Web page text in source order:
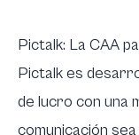
Pictalk: La CAA
Pictalk es
de lucro con una
comunicación